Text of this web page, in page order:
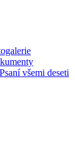
všemi deseti